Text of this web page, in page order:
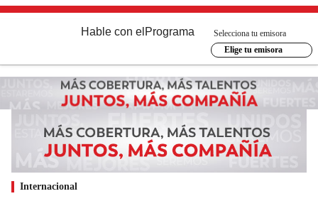
Hable con el Programa
Selecciona tu emisora
Elige tu emisora
Internacional